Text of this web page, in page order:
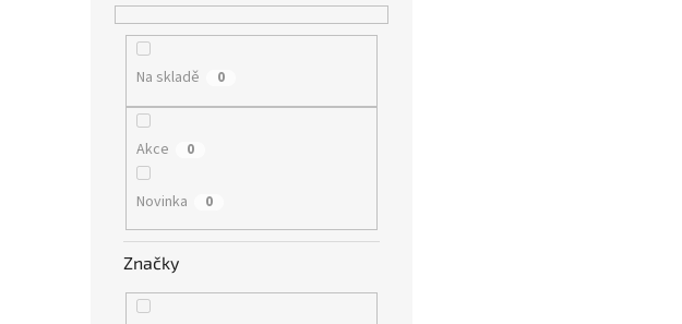
Na skladě 0
Akce 0
Novinka 0
Značky